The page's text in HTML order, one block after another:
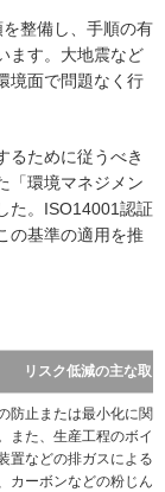
整備し、手順の有
ます。大地震など
境面で問題なく行
るために従うべき
「環境マネジメン
た。ISO14001認証
の基準の適用を推
リスク低減の主な取
防止または最小化に関
また、生産工程のボイ
置などの排ガスによる
カーボンなどの粉じん